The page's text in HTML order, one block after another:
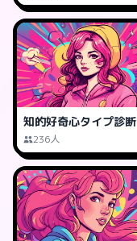
知的好奇心タイプ診断
236人